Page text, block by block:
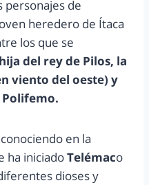
personajes de
heredero de Ítaca
los que se
del rey de Pilos, la
viento del oeste) y
en la
ha iniciadoTelémaco
dioses y